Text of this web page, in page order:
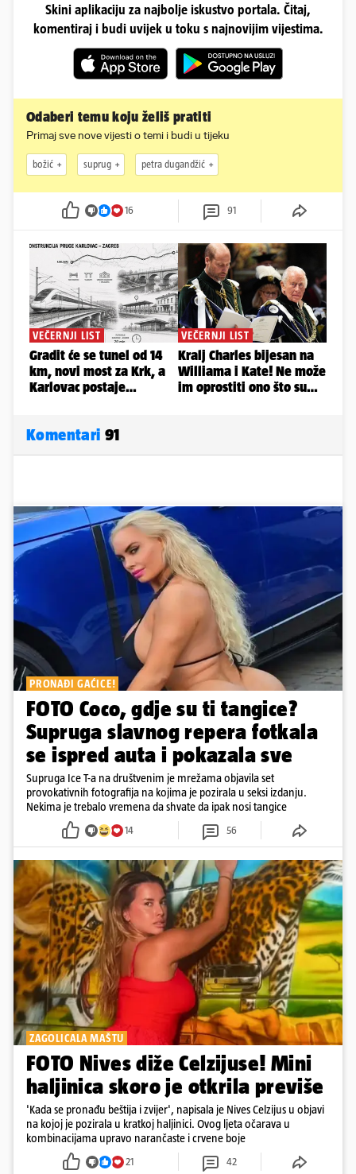
Skini aplikaciju za najbolje iskustvo portala. Čitaj,
komentiraj i budi uvijek u toku s najnovijim vijestima.
Odaberi temu koju želiš pratiti
Primaj sve nove vijesti o temi i budi u tijeku
božić suprug petra dugandžić
16 91
Komentari 91
PRONAĐI GAĆICE!
FOTO Coco, gdje su ti tangice?
Supruga slavnog repera fotkala
se ispred auta i pokazala sve
Supruga Ice T-a na društvenim je mrežama objavila set
provokativnih fotografija na kojima je pozirala u seksi izdanju.
Nekima je trebalo vremena da shvate da ipak nosi tangice
14 56
ZAGOLICALA MAŠTU
FOTO Nives diže Celzijuse! Mini
haljinica skoro je otkrila previše
'Kada se pronađu beštija i zvijer', napisala je Nives Celzijus u objavi
na kojoj je pozirala u kratkoj haljinici. Ovog ljeta očarava u
kombinacijama upravo narančaste i crvene boje
21 42